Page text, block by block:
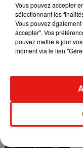
Vous pouvez accepter
sélectionnant les
Vous pouvez
accepter". Vos
pouvez mettre à jour
moment via le lien